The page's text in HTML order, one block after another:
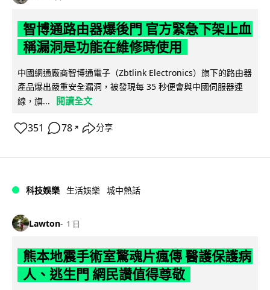
智博通路由器爆後門 官方緊急下架止血
稱漏洞是功能在維修時使用
中國網通廠商智博通電子（Zbtlink Electronics）旗下的路由器
產品爆出嚴重安全漏洞，被發現每 35 秒便會與中國伺服器連
線，旗...
閱讀全文
351 78 ↗ 分享
科技娛樂 生活娛樂 城中熱話
Lawton 1 日
熊本地震手術室驚魂片瘋傳 醫護保護病
人、逃生門 網民讚值得尊敬